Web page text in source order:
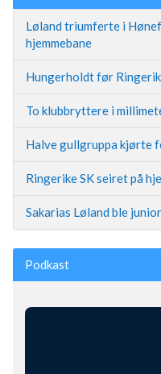
Løland triumferte i
hjemmebane
Hungerholdt før
To klubbryttere i
Halve gullgruppa kjørte
Ringerike SK seiret på
Sakarias Løland ble
Podkast